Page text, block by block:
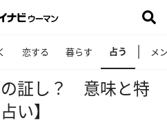
恋する 暮らす 占う メ
証し？ 意味と特
い】